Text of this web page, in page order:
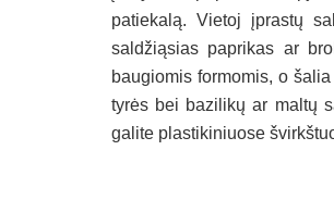
patiekalą. Vietoj įprastų
saldžiąsias paprikas ar
baugiomis formomis, o
tyrės bei bazilikų ar maltų
galite plastikiniuose